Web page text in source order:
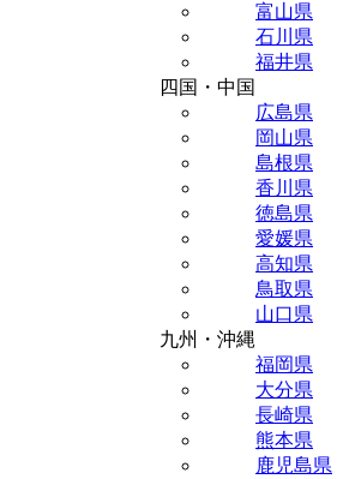
富山県
石川県
福井県
四国・中国
広島県
岡山県
島根県
香川県
徳島県
愛媛県
高知県
鳥取県
山口県
九州・沖縄
福岡県
大分県
長崎県
熊本県
鹿児島県